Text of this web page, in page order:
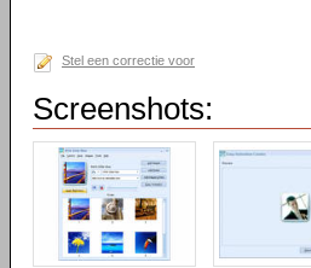
Stel een correctie voor
Screenshots: